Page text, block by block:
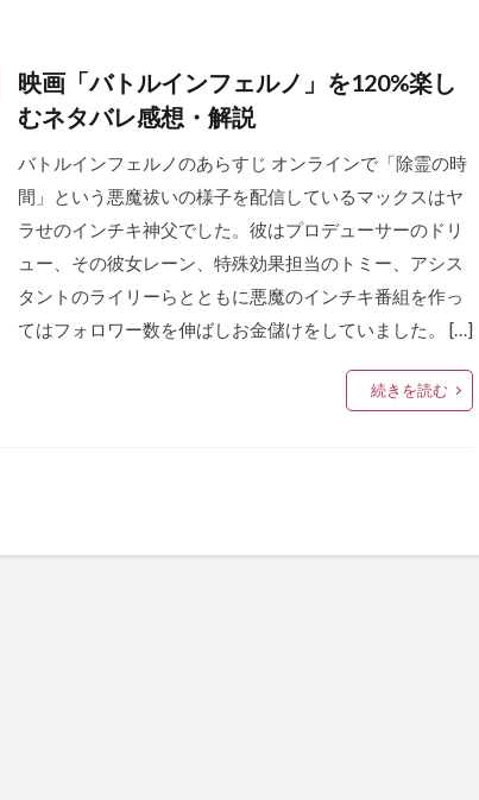
映画「バトルインフェルノ」を120%楽し
むネタバレ感想・解説
バトルインフェルノのあらすじ オンラインで「除霊の時
間」という悪魔祓いの様子を配信しているマックスはヤ
ラせのインチキ神父でした。彼はプロデューサーのドリ
ュー、その彼女レーン、特殊効果担当のトミー、アシス
タントのライリーらとともに悪魔のインチキ番組を作っ
てはフォロワー数を伸ばしお金儲けをしていました。 […]
続きを読む